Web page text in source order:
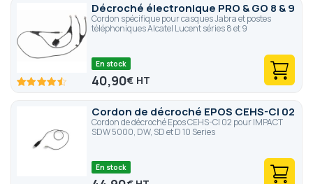
Décroché électronique PRO & GO 8 & 9
Cordon spécifique pour casques Jabra et postes
téléphoniques Alcatel Lucent séries 8 et 9
90 100
En stock
40,90€
Cordon de décroché EPOS CEHS-CI 02
Cordon de décroché Epos CEHS-CI 02 pour IMPACT
SDW 5000, DW, SD et D 10 Series
En stock